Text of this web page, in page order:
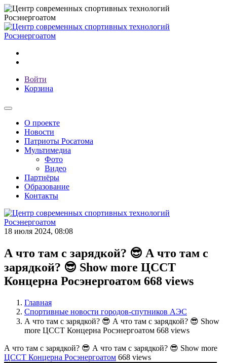
Войти
Корзина
О проекте
Новости
Патриоты Росатома
Мультимедиа
Фото
Видео
Партнёры
Образование
Контакты
18 июля 2024, 08:08
А что там с зарядкой? 😎 А что там с
зарядкой? 😎 Show more ЦССТ
Концерна Росэнергоатом 668 views
Главная
Спортивные новости городов-спутников АЭС
А что там с зарядкой? 😎 А что там с зарядкой? 😎 Show
more ЦССТ Концерна Росэнергоатом 668 views
А что там с зарядкой? 😎 А что там с зарядкой? 😎 Show more
ЦССТ Концерна Росэнергоатом 668 views